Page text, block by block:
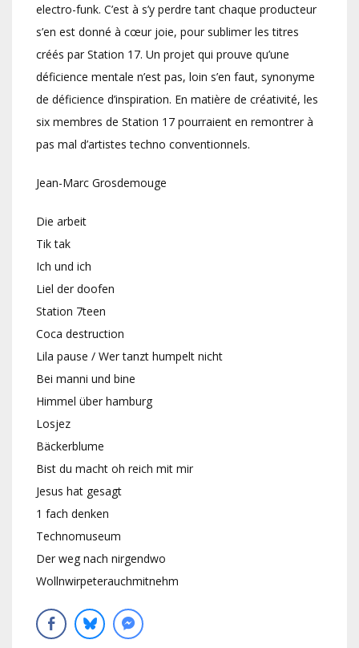
electro-funk. C’est à s’y perdre tant chaque producteur
s’en est donné à cœur joie, pour sublimer les titres
créés par Station 17. Un projet qui prouve qu’une
déficience mentale n’est pas, loin s’en faut, synonyme
de déficience d’inspiration. En matière de créativité, les
six membres de Station 17 pourraient en remontrer à
pas mal d’artistes techno conventionnels.
Jean-Marc Grosdemouge
Die arbeit
Tik tak
Ich und ich
Liel der doofen
Station 7teen
Coca destruction
Lila pause / Wer tanzt humpelt nicht
Bei manni und bine
Himmel über hamburg
Losjez
Bäckerblume
Bist du macht oh reich mit mir
Jesus hat gesagt
1 fach denken
Technomuseum
Der weg nach nirgendwo
Wollnwirpeterauchmitnehm